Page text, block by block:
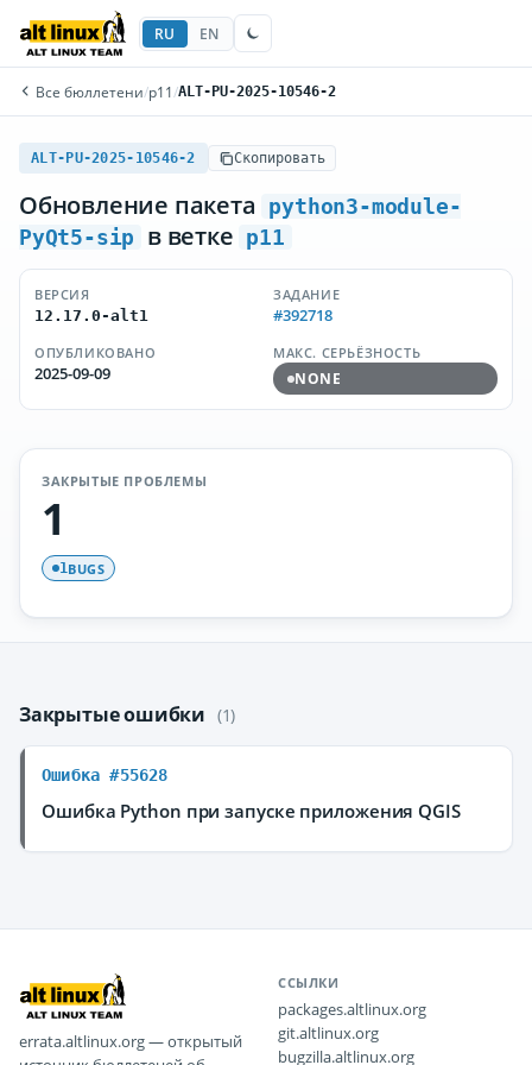
RU EN
Все бюллетени/p11 /ALT-PU-2025-10546-2
ALT-PU-2025-10546-2 Скопировать
Обновление пакета
python3-module-
PyQt5-sip
в ветке p11
ВЕРСИЯ
12.17.0-alt1
ЗАДАНИЕ
#392718
ОПУБЛИКОВАНО
2025-09-09
МАКС. СЕРЬЁЗНОСТЬ
NONE
ЗАКРЫТЫЕ ПРОБЛЕМЫ
1
1BUGS
Закрытые ошибки (1)
Ошибка #55628
Ошибка Python при запуске приложения QGIS
errata.altlinux.org — открытый
ССЫЛКИ
packages.altlinux.org
git.altlinux.org
bugzilla.altlinux.org